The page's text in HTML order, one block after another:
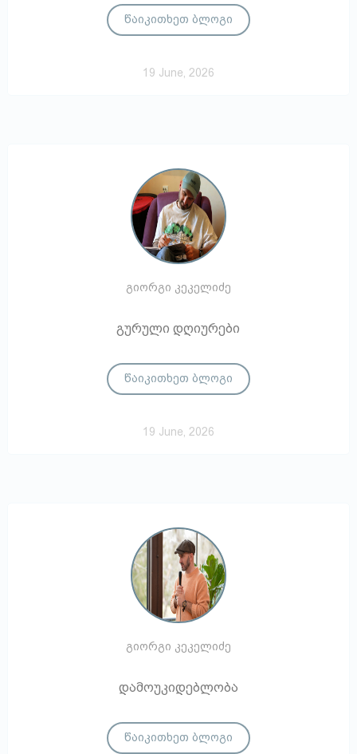
წაიკითხეთ ბლოგი
19 June, 2026
გიორგი კეკელიძე
გურული დღიურები
წაიკითხეთ ბლოგი
19 June, 2026
გიორგი კეკელიძე
დამოუკიდებლობა
წაიკითხეთ ბლოგი